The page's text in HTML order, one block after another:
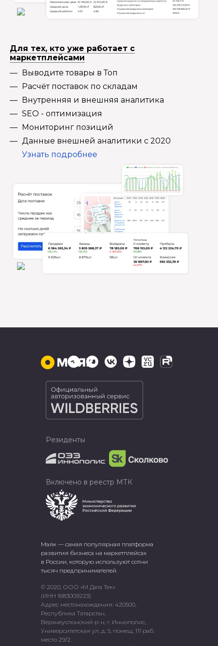
Для тех, кто уже работает с
маркетплейсами
Выводите товары в Топ
Расчёт поставок по складам
Внутренняя и внешняя аналитика
SEO - оптимизация
Мониторинг позиций
Данные внешней аналитики с 2020
Узнать подробнее
Маяк — самая популярная платформа
развития бизнеса на маркетплейсах
в России, которую используют сотни
тысяч предпринимателей.
© 2020, ООО «М Дата Тек»
(ИНН 1683009223)
Адрес местонахождения: 420500,
Республика Татарстан,
Верхнеуслонский р-н, г. Иннополис,
Университетская ул, д. 5, помещ. 111 раб.
место 29/2.
Резиденты
Включено в реестр МТК